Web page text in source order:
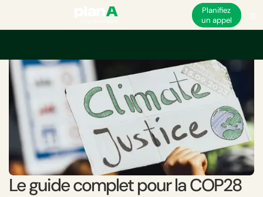
Planifiez
un appel
Le guide complet pour la COP28